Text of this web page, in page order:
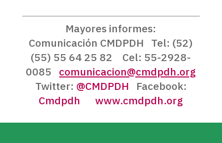
Mayores informes:
Comunicación CMDPDH Tel: (52)
(55) 55 64 25 82 Cel: 55-2928-
0085 comunicacion@cmdpdh.org
Twitter: @CMDPDH Facebook:
Cmdpdh
www.cmdpdh.org